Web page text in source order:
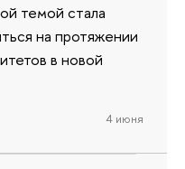
темой стала
на протяжении
в новой
4 июня